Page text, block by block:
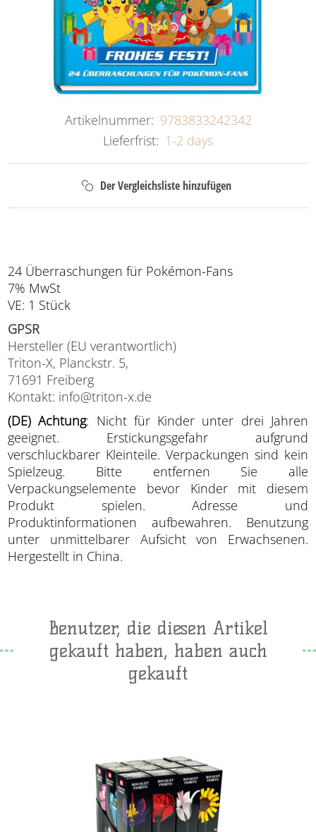
Artikelnummer: 9783833242342
Lieferfrist: 1-2 days
24 Überraschungen für Pokémon-Fans
7% MwSt
VE: 1 Stück
GPSR
Hersteller (EU verantwortlich)
Triton-X, Planckstr. 5,
71691 Freiberg
Kontakt: info@triton-x.de
(DE) Achtung: Nicht für Kinder unter drei Jahren
geeignet. Erstickungsgefahr aufgrund
verschluckbarer Kleinteile. Verpackungen sind kein
Spielzeug. Bitte entfernen Sie alle
Verpackungselemente bevor Kinder mit diesem
Produkt spielen. Adresse und
Produktinformationen aufbewahren. Benutzung
unter unmittelbarer Aufsicht von Erwachsenen.
Hergestellt in China.
Benutzer, die diesen Artikel
gekauft haben, haben auch
gekauft